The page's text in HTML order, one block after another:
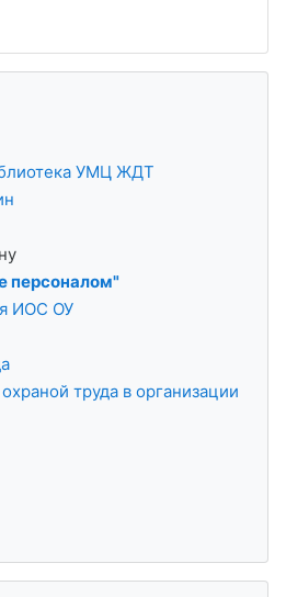
УМЦ ЖДТ
персоналом"
ИОС ОУ
труда в организации